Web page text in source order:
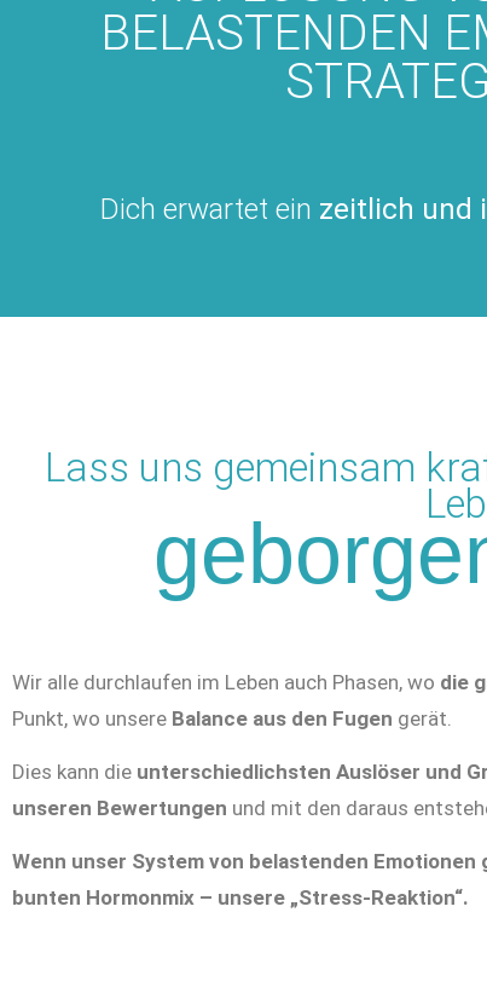
BELASTENDEN
Dich erwartet ein zeitlich und
Lass uns gemeinsam
Wir alle durchlaufen im Leben auch Phasen, wo die
Punkt, wo unsere Balance aus den Fugen gerät.
Dies kann die unterschiedlichsten Auslöser und
unseren Bewertungen und mit den daraus
Wenn unser System von belastenden
bunten Hormonmix – unsere „Stress-Reaktion“.